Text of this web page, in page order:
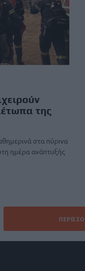
της
στα πύρινα
ημέρα ανάπτυξής